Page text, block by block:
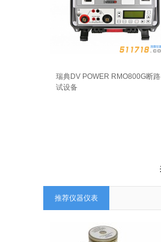
瑞典DV POWER RMO800G断路
试设备
推荐仪器仪表